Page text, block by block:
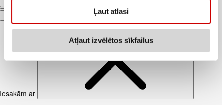
Ļaut atlasi
Atļaut izvēlētos sīkfailus
Iesakām ar